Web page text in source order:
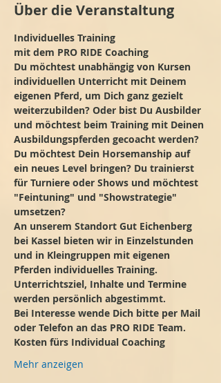
Über die Veranstaltung
Individuelles Training
mit dem PRO RIDE Coaching
Du möchtest unabhängig von Kursen
individuellen Unterricht mit Deinem
eigenen Pferd, um Dich ganz gezielt
weiterzubilden? Oder bist Du Ausbilder
und möchtest beim Training mit Deinen
Ausbildungspferden gecoacht werden?
Du möchtest Dein Horsemanship auf
ein neues Level bringen? Du trainierst
für Turniere oder Shows und möchtest
"Feintuning" und "Showstrategie"
umsetzen?
An unserem Standort Gut Eichenberg
bei Kassel bieten wir in Einzelstunden
und in Kleingruppen mit eigenen
Pferden individuelles Training.
Unterrichtsziel, Inhalte und Termine
werden persönlich abgestimmt.
Bei Interesse wende Dich bitte per Mail
oder Telefon an das PRO RIDE Team.
Kosten fürs Individual Coaching
Mehr anzeigen